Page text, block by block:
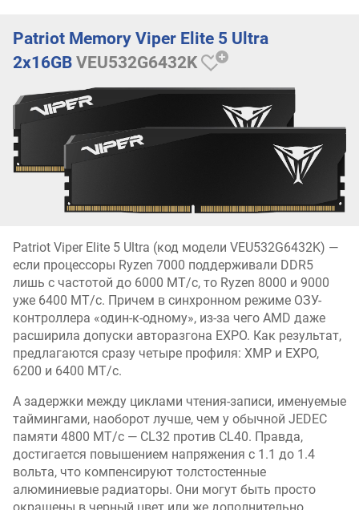
Patriot Memory Viper Elite 5 Ultra
2x16GB VEU532G6432K
Patriot Viper Elite 5 Ultra (код модели VEU532G6432K) —
если процессоры Ryzen 7000 поддерживали DDR5
лишь с частотой до 6000 МТ/с, то Ryzen 8000 и 9000
уже 6400 МТ/с. Причем в синхронном режиме ОЗУ-
контроллера «один-к-одному», из-за чего AMD даже
расширила допуски авторазгона EXPO. Как результат,
предлагаются сразу четыре профиля: XMP и EXPO,
6200 и 6400 МТ/с.
А задержки между циклами чтения-записи, именуемые
таймингами, наоборот лучше, чем у обычной JEDEC
памяти 4800 МТ/с — CL32 против CL40. Правда,
достигается повышением напряжения с 1.1 до 1.4
вольта, что компенсируют толстостенные
алюминиевые радиаторы. Они могут быть просто